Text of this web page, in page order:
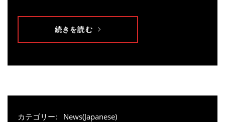
続きを読む
カテゴリー: News(Japanese)